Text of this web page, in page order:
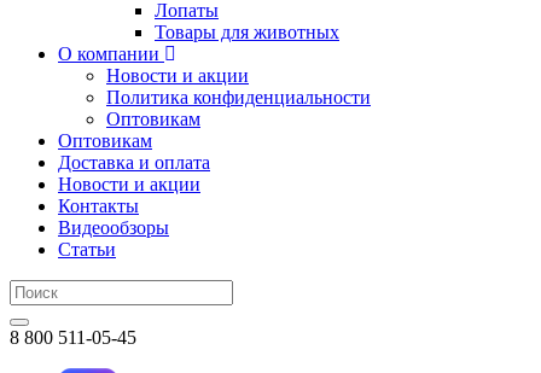
Лопаты
Товары для животных
О компании
Новости и акции
Политика конфиденциальности
Оптовикам
Оптовикам
Доставка и оплата
Новости и акции
Контакты
Видеообзоры
Статьи
8 800 511-05-45